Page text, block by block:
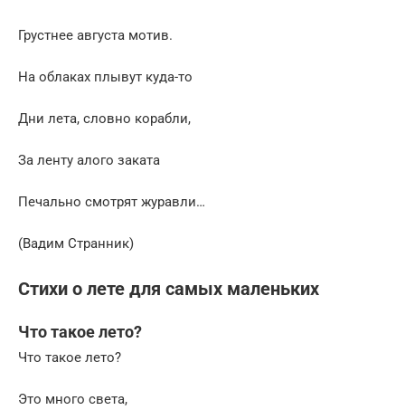
Грустнее августа мотив.
На облаках плывут куда-то
Дни лета, словно корабли,
За ленту алого заката
Печально смотрят журавли…
(Вадим Странник)
Стихи о лете для самых маленьких
Что такое лето?
Что такое лето?
Это много света,